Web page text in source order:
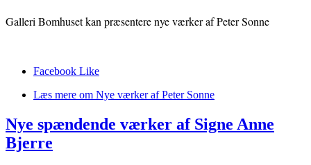
Galleri Bomhuset kan præsentere nye værker af Peter Sonne
Facebook Like
Læs mere om Nye værker af Peter Sonne
Nye spændende værker af Signe Anne
Bjerre